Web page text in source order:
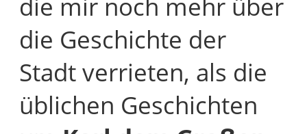
die Geschichte der
Stadt verrieten, als die
üblichen Geschichten